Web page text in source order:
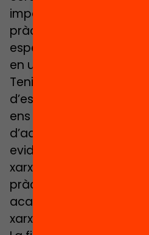
impacte en una millora
pràctiques dels centres
especialment, si la
en un major
Tenim ja algunes
d’estudis i avaluacions
ens informen de quin
d’aquestes xarxes.
evidència? En quina
xarxa transforma les
pràctica professional?
acaba beneficiant
xarxes més efectives?